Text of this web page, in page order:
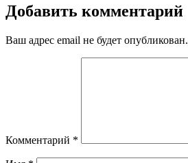
Добавить комментарий
Ваш адрес email не будет опубликован.
Комментарий *